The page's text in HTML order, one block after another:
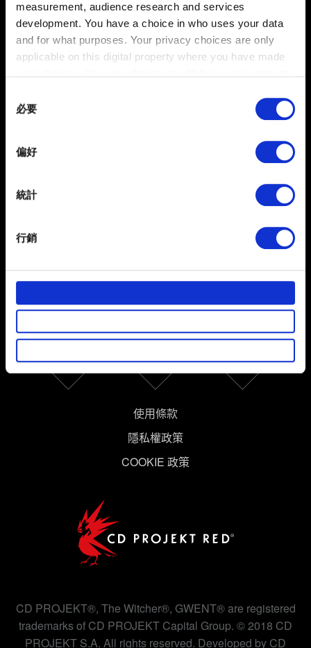
measurement, audience research and services
development. You have a choice in who uses your data
and for what purposes. Your privacy choices are only
applicable on this digital property where you have made
the Privacy trigger icon.
Collect information about your geographical
meters
Identify your device by actively scanning it for
Find out more about how your personal data is processed
了讓我們蒐集技術上或針對網站內容的回饋，讓您的使用
體驗更加順暢。像是透過社群網站了解您的喜好，並為您
推薦合適的內容，偶爾這些資訊也會提供我們的合作夥伴
參考。不過這些非強制性的 Cookies 一定會事先徵詢您的
下方的「設定」可以讓您調整偏好，並了解我們使用
Selection
必要
偏好
統計
行銷
建立新存檔。該存檔將自動上傳至雲端，且存檔旁將出
現雲朵圖示。
開啟想接續遊玩的《電馭叛客 2077》平台版本，選擇
「 我的獎勵
已上傳的存檔將顯示於「
繁體中文
使用條款
隱私權政策
COOKIE 政策
CD PROJEKT®, The Witcher®, GWENT® are registered
trademarks of CD PROJEKT Capital Group. © 2018 CD
PROJEKT S.A. All rights reserved. Developed by CD